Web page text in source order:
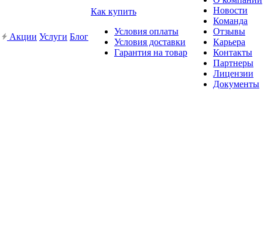
Акции Услуги Блог
Как купить
Условия оплаты
Условия доставки
Гарантия на товар
Новости
Команда
Отзывы
Карьера
Контакты
Партнеры
Лицензии
Документы